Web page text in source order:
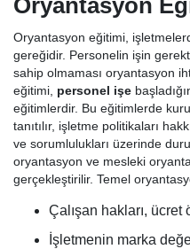
Oryantasyon
Oryantasyon eğitimi,
gereğidir. Personelin işin
sahip olmaması oryantasyon
eğitimi, personel işe
eğitimlerdir. Bu eğitimlerde
tanıtılır, işletme politikaları
ve sorumlulukları üzerinde
oryantasyon ve mesleki
gerçekleştirilir. Temel
Çalışan hakları,
İşletmenin marka